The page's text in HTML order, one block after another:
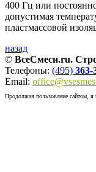
400 Гц или
допустимая
пластмассовой
назад
© ВсеСмеси.ru.
Телефоны: (495) 363-
Email:
Продолжая пользование сайтом,